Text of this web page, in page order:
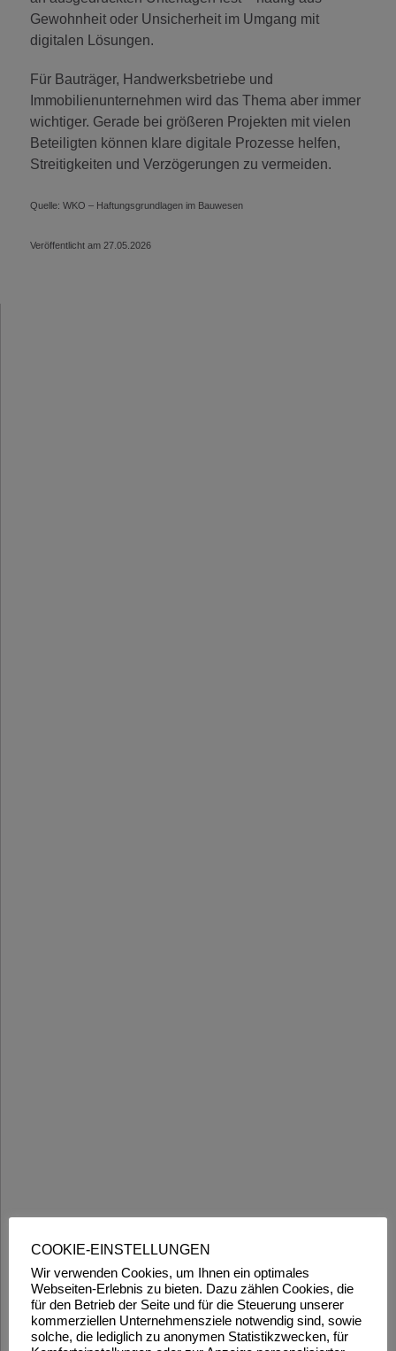
Gewohnheit oder Unsicherheit im Umgang mit
digitalen Lösungen.
Für Bauträger, Handwerksbetriebe und
Immobilienunternehmen wird das Thema aber immer
wichtiger. Gerade bei größeren Projekten mit vielen
Beteiligten können klare digitale Prozesse helfen,
Streitigkeiten und Verzögerungen zu vermeiden.
Quelle: WKO – Haftungsgrundlagen im Bauwesen
Veröffentlicht am 27.05.2026
COOKIE-EINSTELLUNGEN
Wir verwenden Cookies, um Ihnen ein optimales
Webseiten-Erlebnis zu bieten. Dazu zählen Cookies, die
für den Betrieb der Seite und für die Steuerung unserer
kommerziellen Unternehmensziele notwendig sind, sowie
solche, die lediglich zu anonymen Statistikzwecken, für